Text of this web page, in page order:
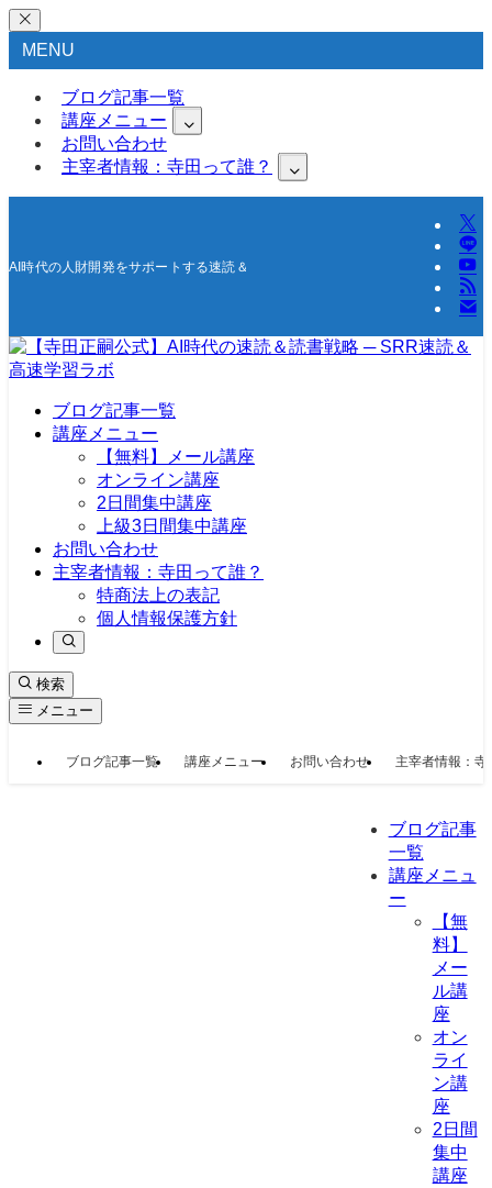
MENU
ブログ記事一覧
講座メニュー
お問い合わせ
主宰者情報：寺田って誰？
AI時代の人財開発をサポートする速読＆高速学習の研究所
ブログ記事一覧
講座メニュー
【無料】メール講座
オンライン講座
2日間集中講座
上級3日間集中講座
お問い合わせ
主宰者情報：寺田って誰？
特商法上の表記
個人情報保護方針
検索
メニュー
ブログ記事一覧 講座メニュー お問い合わせ 主宰者情報：寺
ブログ記事
一覧
講座メニュ
ー
【無
料】
メー
ル講
座
オン
ライ
ン講
座
2日間
集中
講座